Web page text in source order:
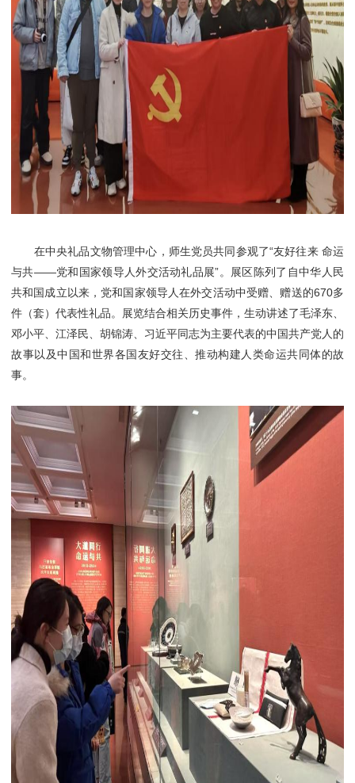
在中央礼品文物管理中心，师生党员共同参观了“友好往来 命运
与共——党和国家领导人外交活动礼品展”。展区陈列了自中华人民
共和国成立以来，党和国家领导人在外交活动中受赠、赠送的670多
件（套）代表性礼品。展览结合相关历史事件，生动讲述了毛泽东、
邓小平、江泽民、胡锦涛、习近平同志为主要代表的中国共产党人的
故事以及中国和世界各国友好交往、推动构建人类命运共同体的故
事。